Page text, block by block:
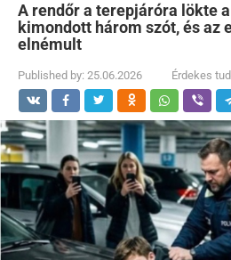
A rendőr a terepjáróra lökte
kimondott három szót, és az
elnémult
Published by: 25.06.2026 Érdekes